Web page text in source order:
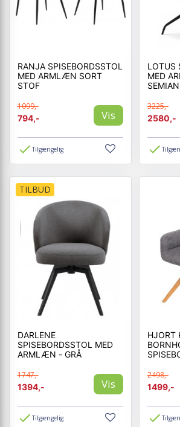
RANJA SPISEBORDSSTOL
MED ARMLÆN SORT
STOF
1099,-
794,-
Vis
Tilgængelig
LOTUS
MED
3225,-
2580,-
TILBUD
DARLENE
SPISEBORDSSTOL MED
ARMLÆN - GRÅ
1747,-
1394,-
Vis
Tilgængelig
HJORT
2498,-
1499,-